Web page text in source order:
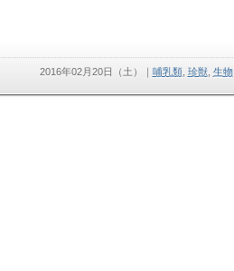
2016年02月20日（土） 哺乳類, 珍獣, 生物